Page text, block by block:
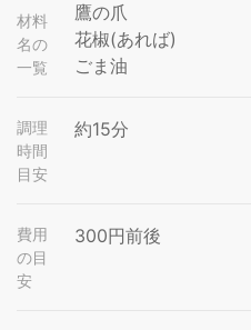
材料
名の
一覧
鷹の爪
花椒(あれば)
ごま油
調理
時間
目安
約15分
費用
の目
安
300円前後